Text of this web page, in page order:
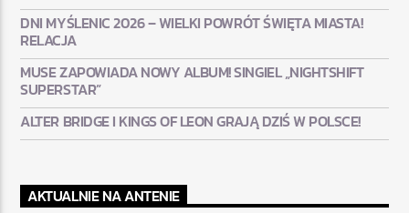
DNI MYŚLENIC 2026 – WIELKI POWRÓT ŚWIĘTA MIASTA!
RELACJA
MUSE ZAPOWIADA NOWY ALBUM! SINGIEL „NIGHTSHIFT
SUPERSTAR”
ALTER BRIDGE I KINGS OF LEON GRAJĄ DZIŚ W POLSCE!
AKTUALNIE NA ANTENIE